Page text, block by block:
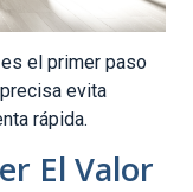
es el primer paso
evita
rápida.
El Valor